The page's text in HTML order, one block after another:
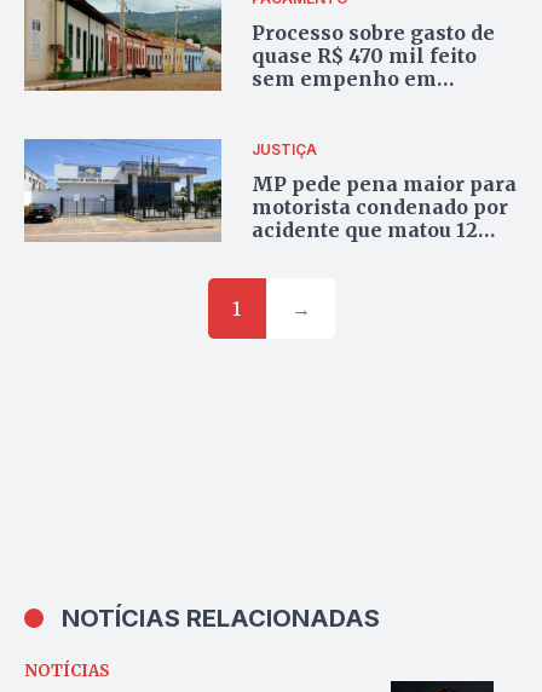
Processo sobre gasto de
quase R$ 470 mil feito
sem empenho em
JUSTIÇA
MP pede pena maior para
motorista condenado por
acidente que matou 12
1 →
NOTÍCIAS RELACIONADAS
NOTÍCIAS